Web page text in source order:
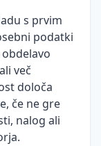
s prvim
podatki
več
določa
če ne gre
nalog ali